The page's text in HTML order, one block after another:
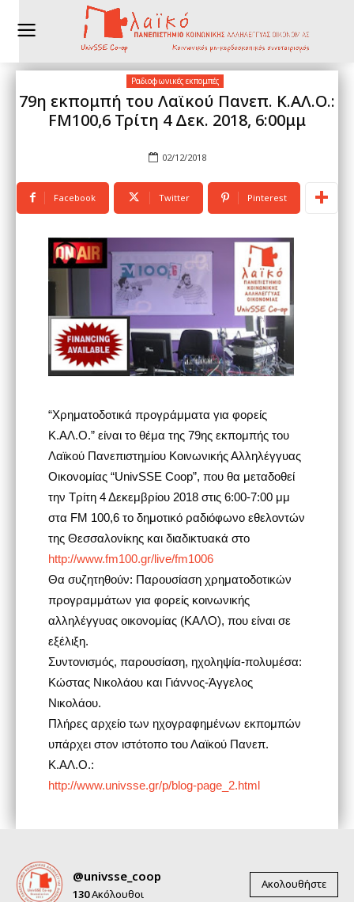
Ραδιοφωνικές εκπομπές
79η εκπομπή του Λαϊκού Πανεπ. Κ.ΑΛ.Ο.:
FM100,6 Τρίτη 4 Δεκ. 2018, 6:00μμ
02/12/2018
Facebook Twitter Pinterest
“Χρηματοδοτικά προγράμματα για φορείς
Κ.ΑΛ.Ο.” είναι το θέμα της 79ης εκπομπής του
Λαϊκού Πανεπιστημίου Κοινωνικής Αλληλέγγυας
Οικονομίας “UnivSSE Coop”, που θα μεταδοθεί
την Τρίτη 4 Δεκεμβρίου 2018 στις 6:00-7:00 μμ
στα FM 100,6 το δημοτικό ραδιόφωνο εθελοντών
της Θεσσαλονίκης και διαδικτυακά στο
http://www.fm100.gr/live/fm1006
Θα συζητηθούν: Παρουσίαση χρηματοδοτικών
προγραμμάτων για φορείς κοινωνικής
αλληλέγγυας οικονομίας (ΚΑΛΟ), που είναι σε
εξέλιξη.
Συντονισμός, παρουσίαση, ηχοληψία-πολυμέσα:
Κώστας Νικολάου και Γιάννος-Άγγελος
Νικολάου.
Πλήρες αρχείο των ηχογραφημένων εκπομπών
υπάρχει στον ιστότοπο του Λαϊκού Πανεπ.
Κ.ΑΛ.Ο.:
http://www.univsse.gr/p/blog-page_2.html
@univsse_coop
130Ακόλουθοι
Ακολουθήστε